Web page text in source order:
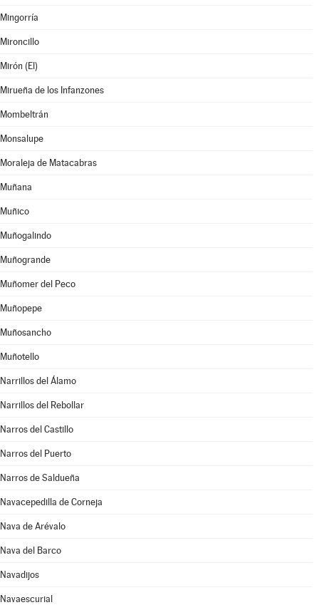
Mingorría
Mironcillo
Mirón (El)
Mirueña de los Infanzones
Mombeltrán
Monsalupe
Moraleja de Matacabras
Muñana
Muñico
Muñogalindo
Muñogrande
Muñomer del Peco
Muñopepe
Muñosancho
Muñotello
Narrillos del Álamo
Narrillos del Rebollar
Narros del Castillo
Narros del Puerto
Narros de Saldueña
Navacepedilla de Corneja
Nava de Arévalo
Nava del Barco
Navadijos
Navaescurial